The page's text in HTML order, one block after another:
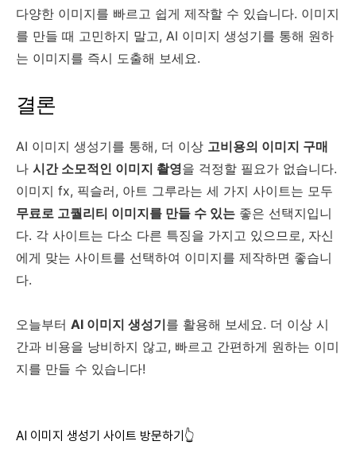
다양한 이미지를 빠르고 쉽게 제작할 수 있습니다. 이미지
를 만들 때 고민하지 말고, AI 이미지 생성기를 통해 원하
는 이미지를 즉시 도출해 보세요.
결론
AI 이미지 생성기를 통해, 더 이상 고비용의 이미지 구매
나 시간 소모적인 이미지 촬영을 걱정할 필요가 없습니다.
이미지 fx, 픽슬러, 아트 그루라는 세 가지 사이트는 모두
무료로 고퀄리티 이미지를 만들 수 있는 좋은 선택지입니
다. 각 사이트는 다소 다른 특징을 가지고 있으므로, 자신
에게 맞는 사이트를 선택하여 이미지를 제작하면 좋습니
다.
오늘부터 AI 이미지 생성기를 활용해 보세요. 더 이상 시
간과 비용을 낭비하지 않고, 빠르고 간편하게 원하는 이미
지를 만들 수 있습니다!
AI 이미지 생성기 사이트 방문하기👆